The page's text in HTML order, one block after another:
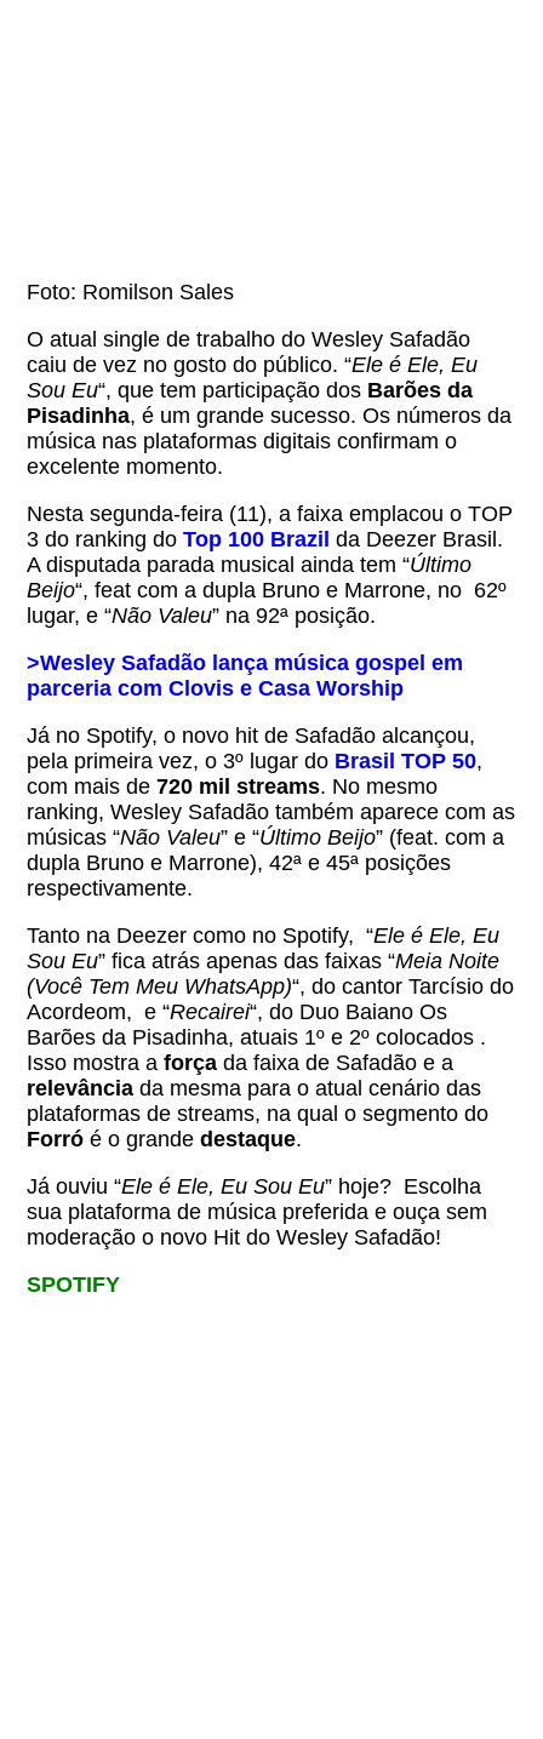
Foto: Romilson Sales
O atual single de trabalho do Wesley Safadão
caiu de vez no gosto do público. “Ele é Ele, Eu
Sou Eu“, que tem participação dos Barões da
Pisadinha, é um grande sucesso. Os números da
música nas plataformas digitais confirmam o
excelente momento.
Nesta segunda-feira (11), a faixa emplacou o TOP
3 do ranking doTop 100 Brazil da Deezer Brasil.
A disputada parada musical ainda tem “Último
Beijo“, feat com a dupla Bruno e Marrone, no 62º
lugar, e “Não Valeu” na 92ª posição.
>Wesley Safadão lança música gospel em
parceria com Clovis e Casa Worship
Já no Spotify, o novo hit de Safadão alcançou,
pela primeira vez, o 3º lugar do Brasil TOP 50,
com mais de720 mil streams. No mesmo
ranking, Wesley Safadão também aparece com as
músicas “Não Valeu” e “Último Beijo” (feat. com a
dupla Bruno e Marrone), 42ª e 45ª posições
respectivamente.
Tanto na Deezer como no Spotify, “Ele é Ele, Eu
Sou Eu” fica atrás apenas das faixas “Meia Noite
(Você Tem Meu WhatsApp)“, do cantor Tarcísio do
Acordeom, e “Recairei“, do Duo Baiano Os
Barões da Pisadinha, atuais 1º e 2º colocados .
Isso mostra aforça da faixa de Safadão e a
relevância da mesma para o atual cenário das
plataformas de streams, na qual o segmento do
Forró é o grandedestaque.
Já ouviu “Ele é Ele, Eu Sou Eu” hoje? Escolha
sua plataforma de música preferida e ouça sem
moderação o novo Hit do Wesley Safadão!
SPOTIFY